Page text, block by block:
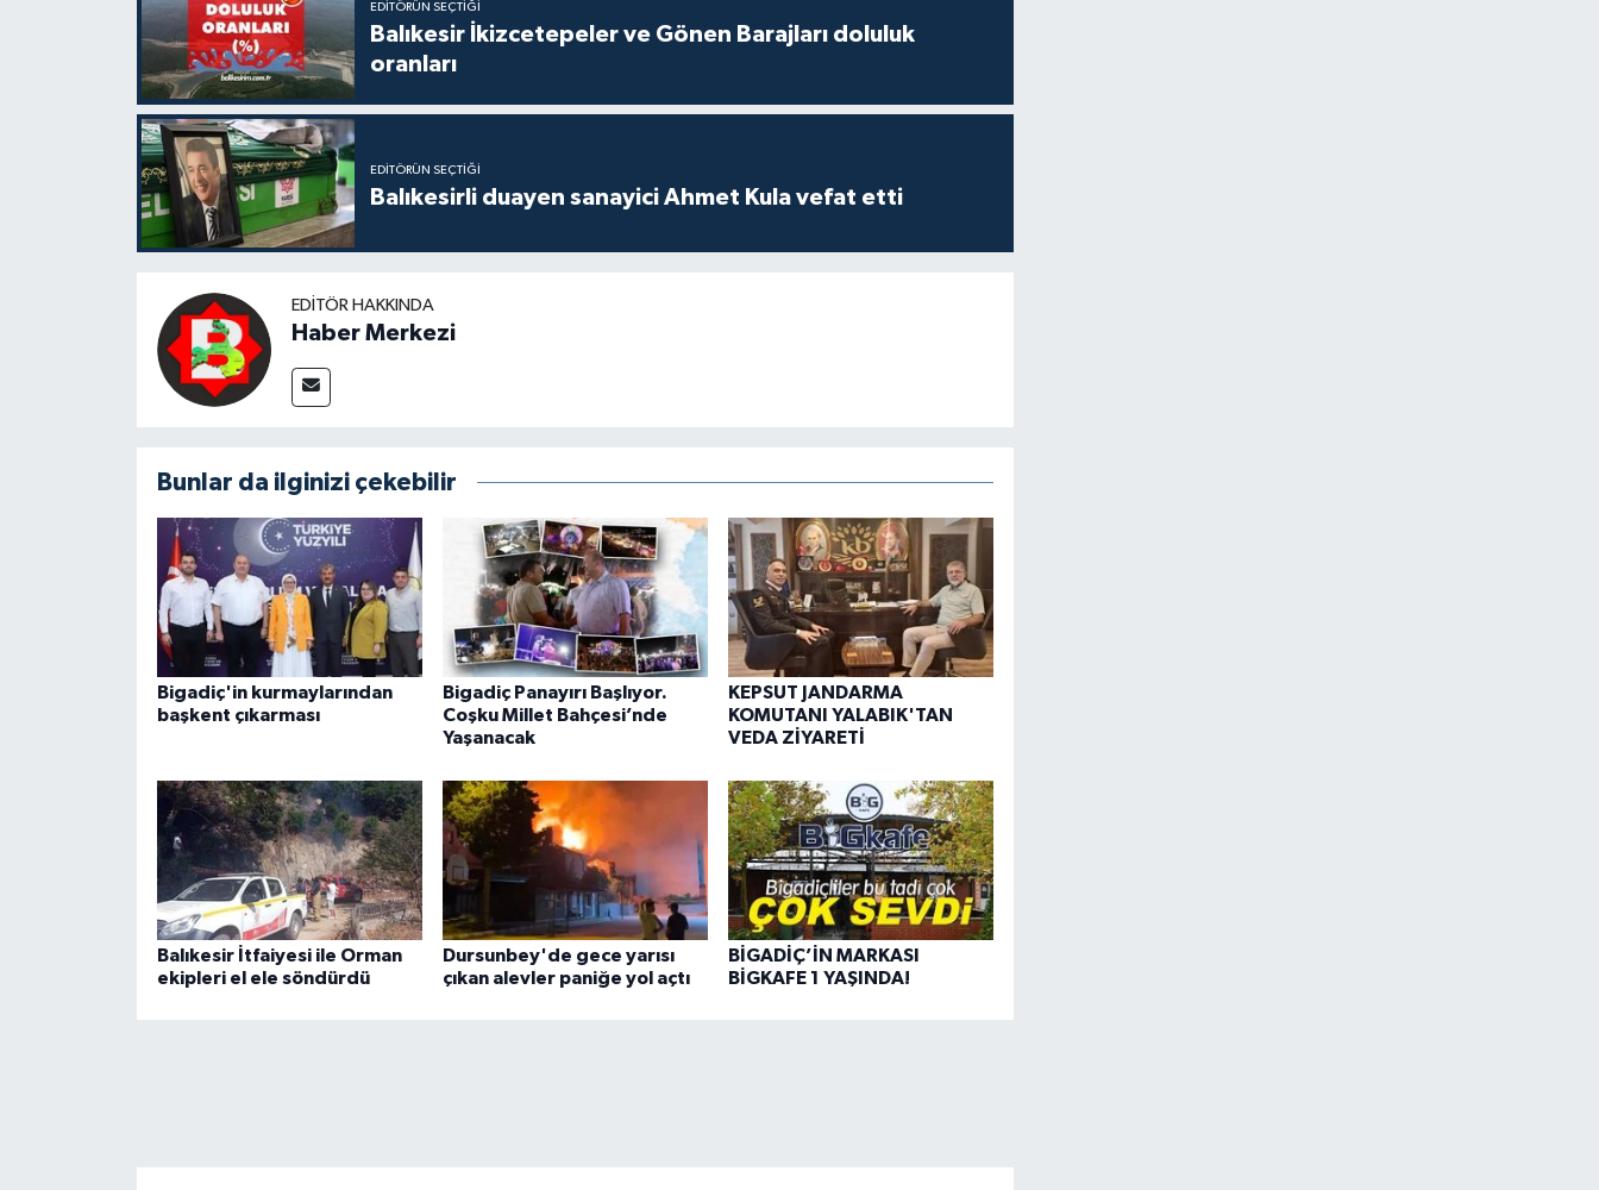
EDITÖRÜN SEÇTIĞI
Balıkesir İkizcetepeler ve Gönen Barajları doluluk
oranları
EDITÖRÜN SEÇTIĞI
Balıkesirli duayen sanayici Ahmet Kula vefat etti
EDITÖR HAKKINDA
Haber Merkezi
Bunlar da ilginizi çekebilir
Bigadiç'in kurmaylarından
başkent çıkarması
Bigadiç Panayırı Başlıyor.
Coşku Millet Bahçesi’nde
Yaşanacak
KEPSUT JANDARMA
KOMUTANI YALABIK'TAN
VEDA ZİYARETİ
Balıkesir İtfaiyesi ile Orman
ekipleri el ele söndürdü
Dursunbey'de gece yarısı
çıkan alevler paniğe yol açtı
BİGADİÇ’İN MARKASI
BİGKAFE 1 YAŞINDA!